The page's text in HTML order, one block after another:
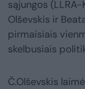
sąjungos
Olševskis ir
pirmaisiais
skelbusiais
Č.Olševskis